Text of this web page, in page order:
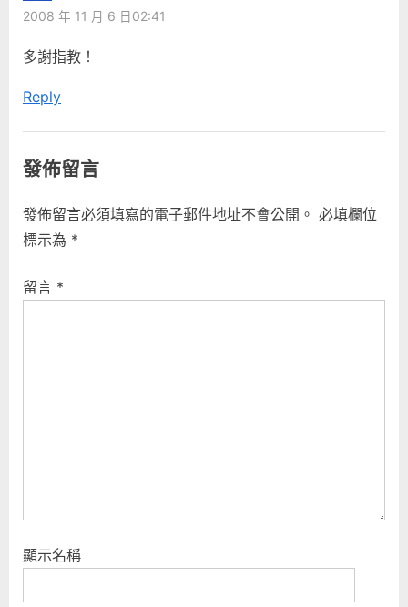
2008 年 11 月 6 日02:41
多謝指教！
Reply
發佈留言
發佈留言必須填寫的電子郵件地址不會公開。 必填欄位
標示為 *
留言 *
顯示名稱